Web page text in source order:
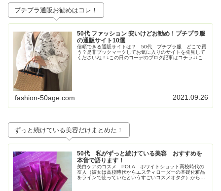
プチプラ通販お勧めはコレ！
50代 ファッション 安いけどお勧め！プチプラ服
の通販サイト10選
信頼できる通販サイトは？ 50代 プチプラ服 どこで買
う？是非ブックマークしてお気に入りのサイトを発見して
くださいね！↓この日のコーデのブログ記事はコチラ↓↓この
fashion-50age.com 2021.09.26
ずっと続けている美容だけまとめた！
50代 私がずっと続けている美容 おすすめを
本音で語ります！
美白ケアのコスメ POLA ホワイトショット高校時代の
友人（彼女は高校時代からエスティローダーの基礎化粧品
をラインで使っていたというすごいコスメオタク）からす